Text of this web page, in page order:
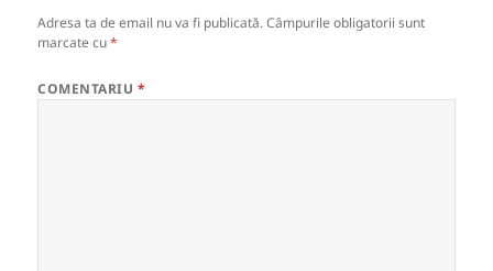
Adresa ta de email nu va fi publicată. Câmpurile obligatorii sunt
marcate cu*
COMENTARIU *